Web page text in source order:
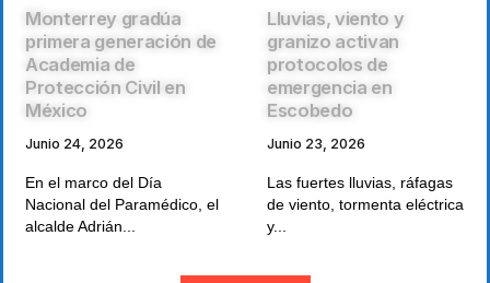
Monterrey gradúa
primera generación de
Academia de
Protección Civil en
México
Junio 24, 2026
En el marco del Día
Nacional del Paramédico, el
alcalde Adrián...
Lluvias, viento y
granizo activan
protocolos de
emergencia en
Escobedo
Junio 23, 2026
Las fuertes lluvias, ráfagas
de viento, tormenta eléctrica
y...